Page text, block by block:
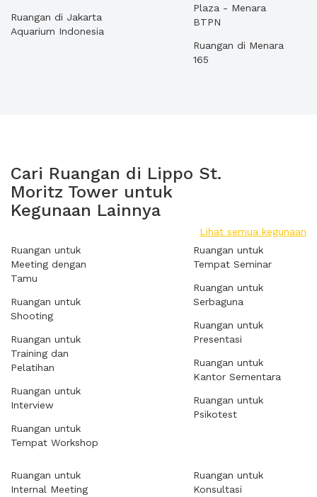
Ruangan di Jakarta
Aquarium Indonesia
Plaza - Menara
BTPN
Ruangan di Menara
165
Cari Ruangan di Lippo St.
Moritz Tower untuk
Kegunaan Lainnya
Lihat semua kegunaan
Ruangan untuk
Meeting dengan
Tamu
Ruangan untuk
Shooting
Ruangan untuk
Training dan
Pelatihan
Ruangan untuk
Interview
Ruangan untuk
Tempat Workshop
Ruangan untuk
Tempat Seminar
Ruangan untuk
Serbaguna
Ruangan untuk
Presentasi
Ruangan untuk
Kantor Sementara
Ruangan untuk
Psikotest
Ruangan untuk
Internal Meeting
Ruangan untuk
Konsultasi